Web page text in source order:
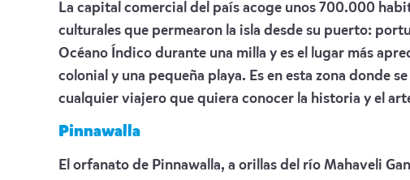
La capital comercial del país acoge unos 700.000
culturales que permearon la isla desde su puerto:
Océano Índico durante una milla y es el lugar más
colonial y una pequeña playa. Es en esta zona donde
cualquier viajero que quiera conocer la historia y el
Pinnawalla
El orfanato de Pinnawalla, a orillas del río Mahaveli